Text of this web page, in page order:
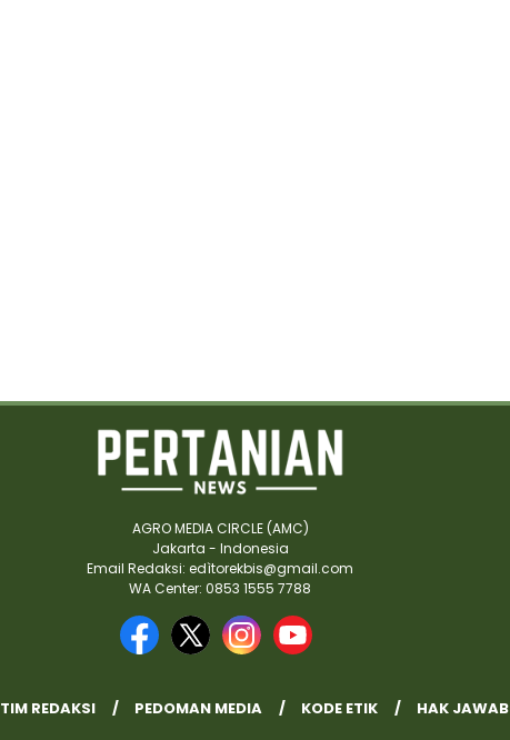
AGRO MEDIA CIRCLE (AMC)
Jakarta - Indonesia
Email Redaksi: edìtorekbis@gmail.com
WA Center: 0853 1555 7788
TIM REDAKSI PEDOMAN MEDIA KODE ETIK HAK JAWAB